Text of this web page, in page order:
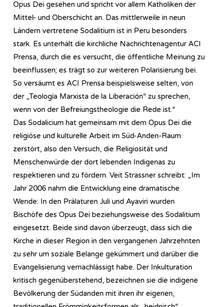
Opus Dei gesehen und spricht vor allem Katholiken der
Mittel- und Oberschicht an. Das mittlerweile in neun
Ländern vertretene Sodalitium ist in Peru besonders
stark. Es unterhält die kirchliche Nachrichtenagentur ACI
Prensa, durch die es versucht, die öffentliche Meinung zu
beeinflussen; es trägt so zur weiteren Polarisierung bei.
So versäumt es ACI Prensa beispielsweise selten, von
der „Teología Marxista de la Liberación“ zu sprechen,
wenn von der Befreiungstheologie die Rede ist.“
Das Sodalicium hat gemeinsam mit dem Opus Dei die
religiöse und kulturelle Arbeit im Süd-Anden-Raum
zerstört, also den Versuch, die Religiosität und
Menschenwürde der dort lebenden Indigenas zu
respektieren und zu fördern. Veit Strassner schreibt: „Im
Jahr 2006 nahm die Entwicklung eine dramatische
Wende: In den Prälaturen Juli und Ayaviri wurden
Bischöfe des Opus Dei beziehungsweise des Sodalitium
eingesetzt. Beide sind davon überzeugt, dass sich die
Kirche in dieser Region in den vergangenen Jahrzehnten
zu sehr um soziale Belange gekümmert und darüber die
Evangelisierung vernachlässigt habe. Der Inkulturation
kritisch gegenüberstehend, bezeichnen sie die indigene
Bevölkerung der Südanden mit ihren ihr eigenen,